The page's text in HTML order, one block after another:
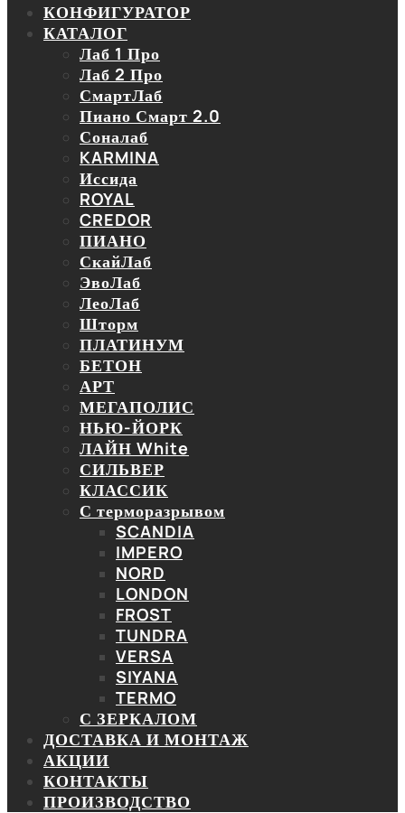
КОНФИГУРАТОР
КАТАЛОГ
Лаб 1 Про
Лаб 2 Про
СмартЛаб
Пиано Смарт 2.0
Соналаб
KARMINA
Иссида
ROYAL
CREDOR
ПИАНО
СкайЛаб
ЭвоЛаб
ЛеоЛаб
Шторм
ПЛАТИНУМ
БЕТОН
АРТ
МЕГАПОЛИС
НЬЮ-ЙОРК
ЛАЙН White
СИЛЬВЕР
КЛАССИК
С терморазрывом
SCANDIA
IMPERO
NORD
LONDON
FROST
TUNDRA
VERSA
SIYANA
TERMO
С ЗЕРКАЛОМ
ДОСТАВКА И МОНТАЖ
АКЦИИ
КОНТАКТЫ
ПРОИЗВОДСТВО